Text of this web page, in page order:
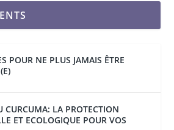
POUR NE PLUS JAMAIS ÊTRE
CURCUMA: LA PROTECTION
ET ECOLOGIQUE POUR VOS